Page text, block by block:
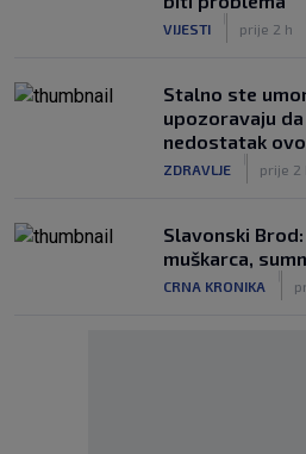
VIJESTI prije 2 h
Stalno ste
upozoravaju
nedostatak
ZDRAVLJE prije 2
Slavonski
muškarca,
CRNA KRONIKA